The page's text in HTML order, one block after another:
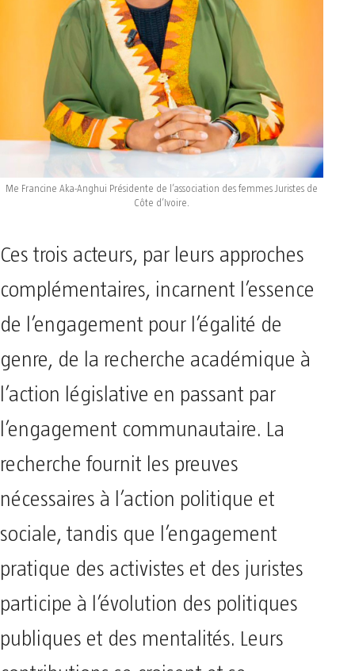
Me Francine Aka-Anghui Présidente de l’association des femmes Juristes de
Côte d’Ivoire.
Ces trois acteurs, par leurs approches
complémentaires, incarnent l’essence
de l’engagement pour l’égalité de
genre, de la recherche académique à
l’action législative en passant par
l’engagement communautaire. La
recherche fournit les preuves
nécessaires à l’action politique et
sociale, tandis que l’engagement
pratique des activistes et des juristes
participe à l’évolution des politiques
publiques et des mentalités. Leurs